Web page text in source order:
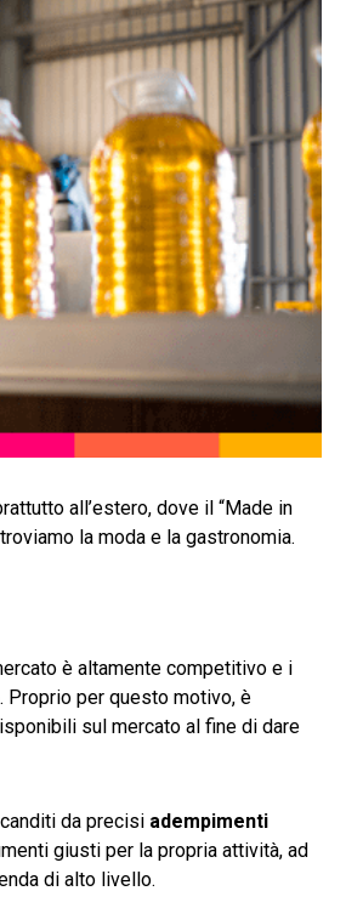
all’estero, dove il “Made in
la moda e la gastronomia.
è altamente competitivo e i
Proprio per questo motivo, è
sul mercato al fine di dare
da precisi adempimenti
giusti per la propria attività, ad
di alto livello.